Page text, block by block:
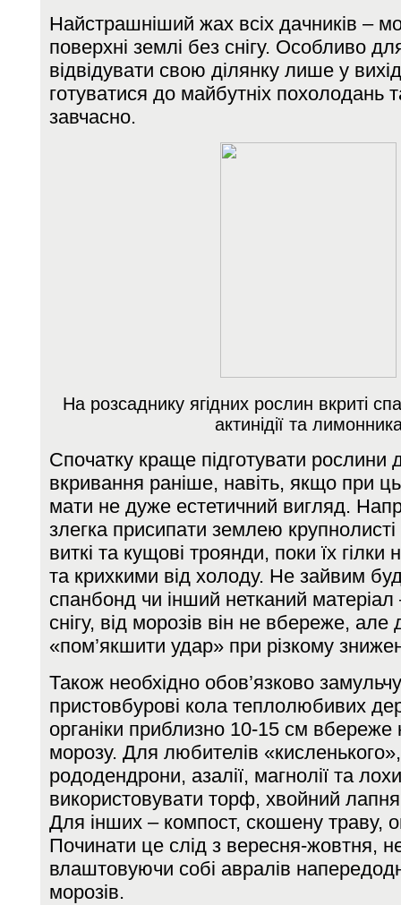
Найстрашніший жах всіх дачників –
поверхні землі без снігу. Особливо
відвідувати свою ділянку лише у
готуватися до майбутніх похолодань
завчасно.
На розсаднику ягідних рослин вкриті
актинідії та
Спочатку краще підготувати рослини
вкривання раніше, навіть, якщо при
мати не дуже естетичний вигляд.
злегка присипати землею крупнолисті
виткі та кущові троянди, поки їх
та крихкими від холоду. Не зайвим
спанбонд чи інший нетканий
снігу, від морозів він не вбереже,
«пом’якшити удар» при різкому
Також необхідно обов’язково
пристовбурові кола теплолюбивих
органіки приблизно 10-15 см вбереже
морозу. Для любителів
рододендрони, азалії, магнолії та
використовувати торф, хвойний
Для інших – компост, скошену траву,
Починати це слід з вересня-жовтня,
влаштовуючи собі авралів
морозів.